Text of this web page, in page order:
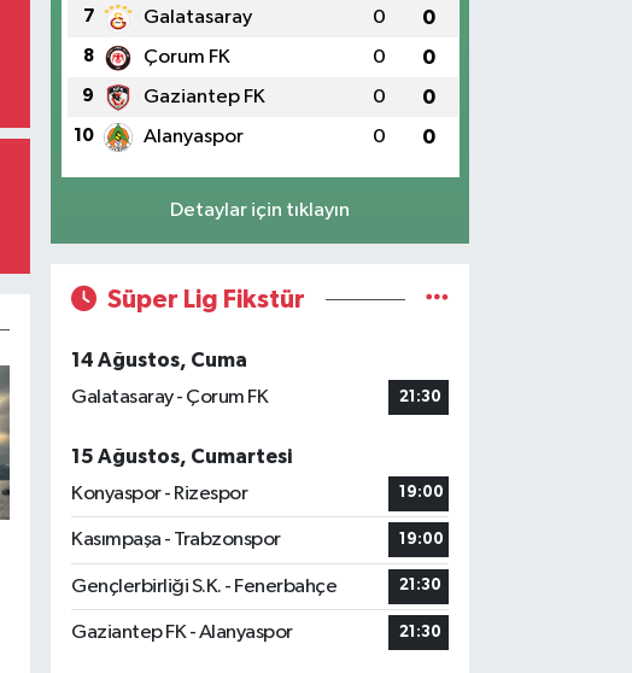
7 Galatasaray 0 0
8 Çorum FK 0 0
9 Gaziantep FK 0 0
10 Alanyaspor 0 0
Detaylar için tıklayın
Süper Lig Fikstür
14 Ağustos, Cuma
Galatasaray - Çorum FK
21:30
15 Ağustos, Cumartesi
Konyaspor - Rizespor
19:00
Kasımpaşa - Trabzonspor 19:00
Gençlerbirliği S.K. - Fenerbahçe 21:30
Gaziantep FK - Alanyaspor 21:30